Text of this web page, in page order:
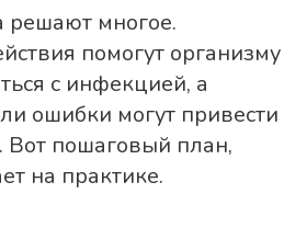
решают многое.
помогут организму
с инфекцией, а
ошибки могут привести
Вот пошаговый план,
на практике.